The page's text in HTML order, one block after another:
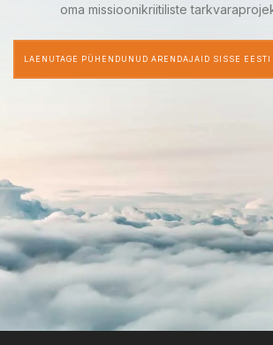
oma missioonikriitiliste
LAENUTAGE PÜHENDUNUD ARENDAJAID SISSE EESTI